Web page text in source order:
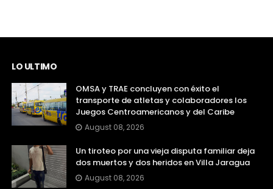
LO ULTIMO
OMSA y TRAE concluyen con éxito el
transporte de atletas y colaboradores los
Juegos Centroamericanos y del Caribe
August 08, 2026
Un tiroteo por una vieja disputa familiar deja
dos muertos y dos heridos en Villa Jaragua
August 08, 2026